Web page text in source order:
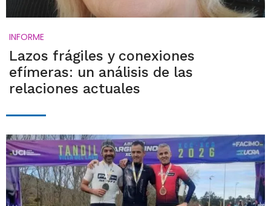
INFORME
Lazos frágiles y conexiones
efímeras: un análisis de las
relaciones actuales